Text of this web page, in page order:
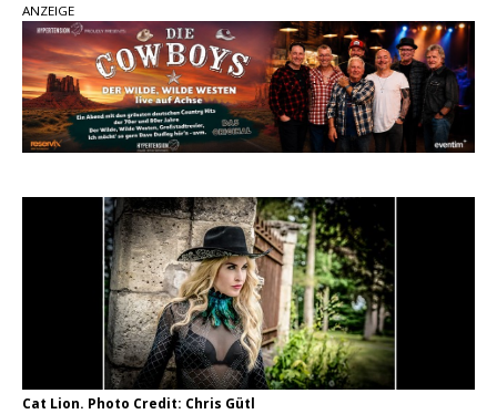
aller Zeiten
pez veröffentlicht neue Single „Late Night
Talks“ – eine Hymne auf unvergessliche
Sommernächte
Randy Travis veröffentlicht mit „I Don’t Care“
Ben Gallaher kehrt zu seinen Wurzeln zurück –
„Taylor Gold“ zeigt die Kraft der Akustik
ANZEIGE
Cat Lion. Photo Credit: Chris Gütl